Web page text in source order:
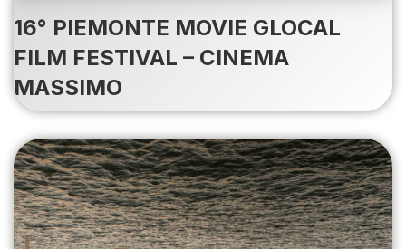
16° PIEMONTE MOVIE GLOCAL
FILM FESTIVAL – CINEMA
MASSIMO